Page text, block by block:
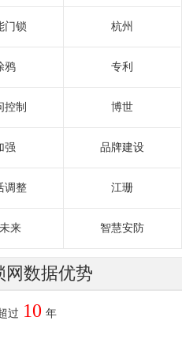
门锁 杭州
鸦 专利
控制 博世
强 品牌建设
调整 江珊
来 智慧安防
网数据优势
过 10 年